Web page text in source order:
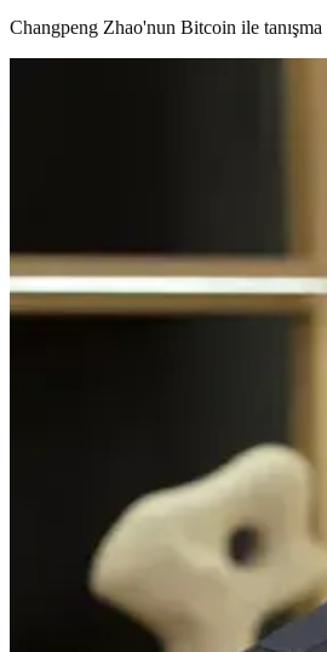
Changpeng Zhao'nun Bitcoin ile